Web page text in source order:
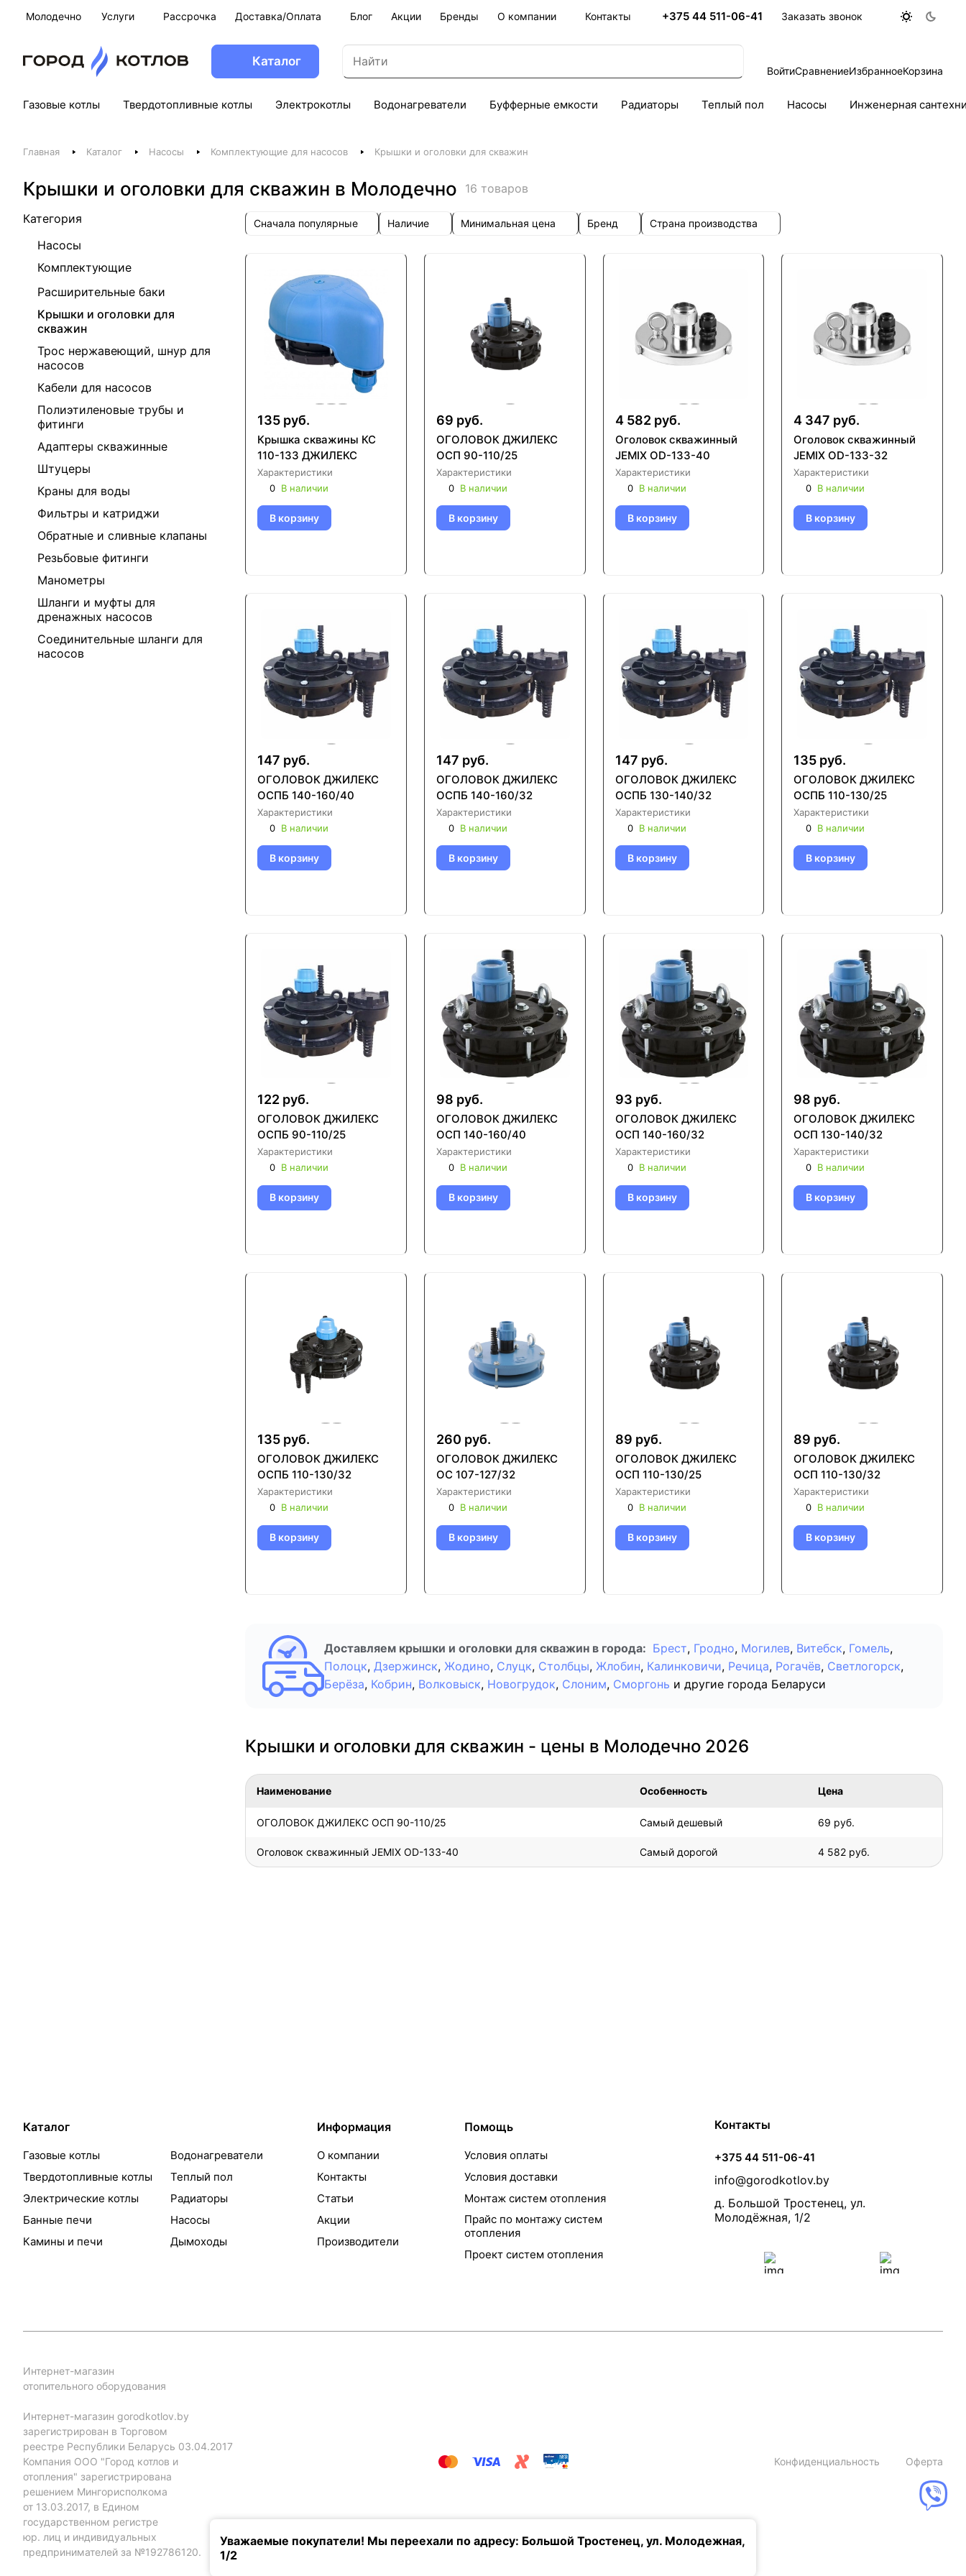
Молодечно Услуги Рассрочка Доставка/Оплата Блог Акции Бренды О компании Контакты +375 44 511-06-41 Заказать звонок
Каталог
ВойтиСравнениеИзбранноеКорзина
Газовые котлы Твердотопливные котлы Электрокотлы Водонагреватели Буфферные емкости Радиаторы Теплый пол Насосы Инженерная
Главная Каталог Насосы Комплектующие для насосов Крышки и оголовки для скважин
Крышки и оголовки для скважин в Молодечно 16 товаров
Категория
Насосы
Комплектующие
Расширительные баки
Крышки и оголовки для
скважин
Трос нержавеющий, шнур для
насосов
Кабели для насосов
Полиэтиленовые трубы и
фитинги
Адаптеры скважинные
Штуцеры
Краны для воды
Фильтры и катриджи
Обратные и сливные клапаны
Резьбовые фитинги
Манометры
Шланги и муфты для
дренажных насосов
Соединительные шланги для
насосов
Сначала популярные Наличие Минимальная цена Бренд Страна производства
135 руб.
Крышка скважины КС
110-133 ДЖИЛЕКС
Характеристики
0 В наличии
В корзину
69 руб.
ОГОЛОВОК ДЖИЛЕКС
ОСП 90-110/25
Характеристики
0 В наличии
В корзину
4 582 руб.
Оголовок скважинный
JEMIX OD-133-40
Характеристики
0 В наличии
В корзину
4 347 руб.
Оголовок скважинный
JEMIX OD-133-32
Характеристики
0 В наличии
В корзину
147 руб.
ОГОЛОВОК ДЖИЛЕКС
ОСПБ 140-160/40
Характеристики
0 В наличии
В корзину
147 руб.
ОГОЛОВОК ДЖИЛЕКС
ОСПБ 140-160/32
Характеристики
0 В наличии
В корзину
147 руб.
ОГОЛОВОК ДЖИЛЕКС
ОСПБ 130-140/32
Характеристики
0 В наличии
В корзину
135 руб.
ОГОЛОВОК ДЖИЛЕКС
ОСПБ 110-130/25
Характеристики
0 В наличии
В корзину
122 руб.
ОГОЛОВОК ДЖИЛЕКС
ОСПБ 90-110/25
Характеристики
0 В наличии
В корзину
98 руб.
ОГОЛОВОК ДЖИЛЕКС
ОСП 140-160/40
Характеристики
0 В наличии
В корзину
93 руб.
ОГОЛОВОК ДЖИЛЕКС
ОСП 140-160/32
Характеристики
0 В наличии
В корзину
98 руб.
ОГОЛОВОК ДЖИЛЕКС
ОСП 130-140/32
Характеристики
0 В наличии
В корзину
135 руб.
ОГОЛОВОК ДЖИЛЕКС
ОСПБ 110-130/32
Характеристики
0 В наличии
В корзину
260 руб.
ОГОЛОВОК ДЖИЛЕКС
ОС 107-127/32
Характеристики
0 В наличии
В корзину
89 руб.
ОГОЛОВОК ДЖИЛЕКС
ОСП 110-130/25
Характеристики
0 В наличии
В корзину
89 руб.
ОГОЛОВОК ДЖИЛЕКС
ОСП 110-130/32
Характеристики
0 В наличии
В корзину
Доставляем крышки и оголовки для скважин в города: Брест, Гродно, Могилев, Витебск, Гомель,
Полоцк, Дзержинск, Жодино, Слуцк, Столбцы, Жлобин, Калинковичи, Речица, Рогачёв, Светлогорск,
Берёза, Кобрин, Волковыск, Новогрудок, Слоним, Сморгонь и другие города Беларуси
Крышки и оголовки для скважин - цены в Молодечно 2026
Наименование Особенность Цена
ОГОЛОВОК ДЖИЛЕКС ОСП 90-110/25 Самый дешевый 69 руб.
Оголовок скважинный JEMIX OD-133-40 Самый дорогой 4 582 руб.
Каталог
Газовые котлы
Твердотопливные котлы
Электрические котлы
Банные печи
Камины и печи
Водонагреватели
Теплый пол
Радиаторы
Насосы
Дымоходы
Информация
О компании
Контакты
Статьи
Акции
Производители
Помощь
Условия оплаты
Условия доставки
Монтаж систем отопления
Прайс по монтажу систем
отопления
Проект систем отопления
Контакты
+375 44 511-06-41
info@gorodkotlov.by
д. Большой Тростенец, ул.
Молодёжная, 1/2
Интернет-магазин
отопительного оборудования
Интернет-магазин gorodkotlov.by
зарегистрирован в Торговом
реестре Республики Беларусь 03.04.2017
Компания ООО "Город котлов и
отопления" зарегистрирована
решением Мингорисполкома
от 13.03.2017, в Едином
государственном регистре
юр. лиц и индивидуальных
предпринимателей за №192786120.
Конфиденциальность Оферта
Уважаемые покупатели! Мы переехали по адресу: Большой Тростенец, ул. Молодежная,
1/2